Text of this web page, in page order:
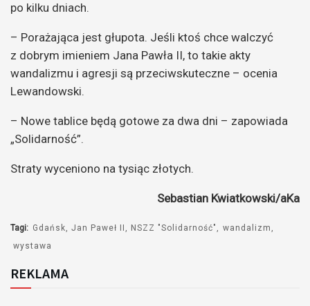
po kilku dniach.
– Porażająca jest głupota. Jeśli ktoś chce walczyć
z dobrym imieniem Jana Pawła II, to takie akty
wandalizmu i agresji są przeciwskuteczne – ocenia
Lewandowski.
– Nowe tablice będą gotowe za dwa dni – zapowiada
„Solidarność”.
Straty wyceniono na tysiąc złotych.
Sebastian Kwiatkowski/aKa
Tagi: Gdańsk Jan Paweł II NSZZ "Solidarność"
wandalizm
wystawa
REKLAMA